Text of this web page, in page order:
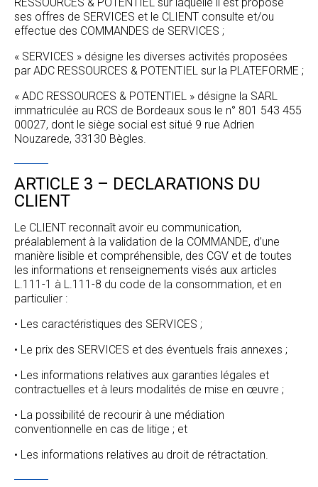
ses offres de SERVICES et le CLIENT consulte et/ou
effectue des COMMANDES de SERVICES ;
« SERVICES » désigne les diverses activités proposées
par ADC RESSOURCES & POTENTIEL sur la PLATEFORME ;
« ADC RESSOURCES & POTENTIEL » désigne la SARL
immatriculée au RCS de Bordeaux sous le n° 801 543 455
00027, dont le siège social est situé 9 rue Adrien
Nouzarede, 33130 Bègles.
ARTICLE 3 – DECLARATIONS DU
CLIENT
Le CLIENT reconnaît avoir eu communication,
préalablement à la validation de la COMMANDE, d’une
manière lisible et compréhensible, des CGV et de toutes
les informations et renseignements visés aux articles
L.111-1 à L.111-8 du code de la consommation, et en
particulier :
• Les caractéristiques des SERVICES ;
• Le prix des SERVICES et des éventuels frais annexes ;
• Les informations relatives aux garanties légales et
contractuelles et à leurs modalités de mise en œuvre ;
• La possibilité de recourir à une médiation
conventionnelle en cas de litige ; et
• Les informations relatives au droit de rétractation.